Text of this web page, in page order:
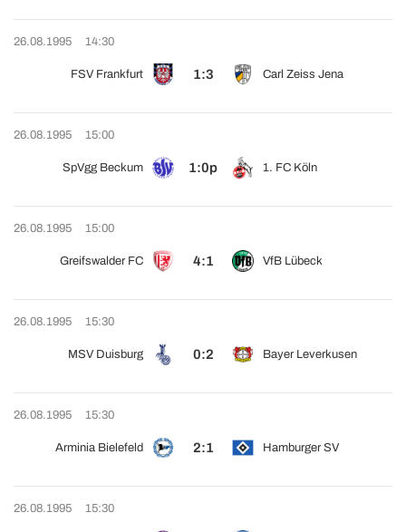
26.08.1995 14:30
FSV Frankfurt 1:3 Carl Zeiss Jena
26.08.1995 15:00
SpVgg Beckum 1:0p 1. FC Köln
26.08.1995 15:00
Greifswalder FC 4:1 VfB Lübeck
26.08.1995 15:30
MSV Duisburg 0:2 Bayer Leverkusen
26.08.1995 15:30
Arminia Bielefeld 2:1 Hamburger SV
26.08.1995 15:30